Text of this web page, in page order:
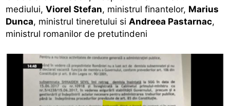
mediului,Viorel Stefan, ministrul finantelor, Marius
Dunca, ministrul tineretului siAndreea Pastarnac,
ministrul romanilor de pretutindeni